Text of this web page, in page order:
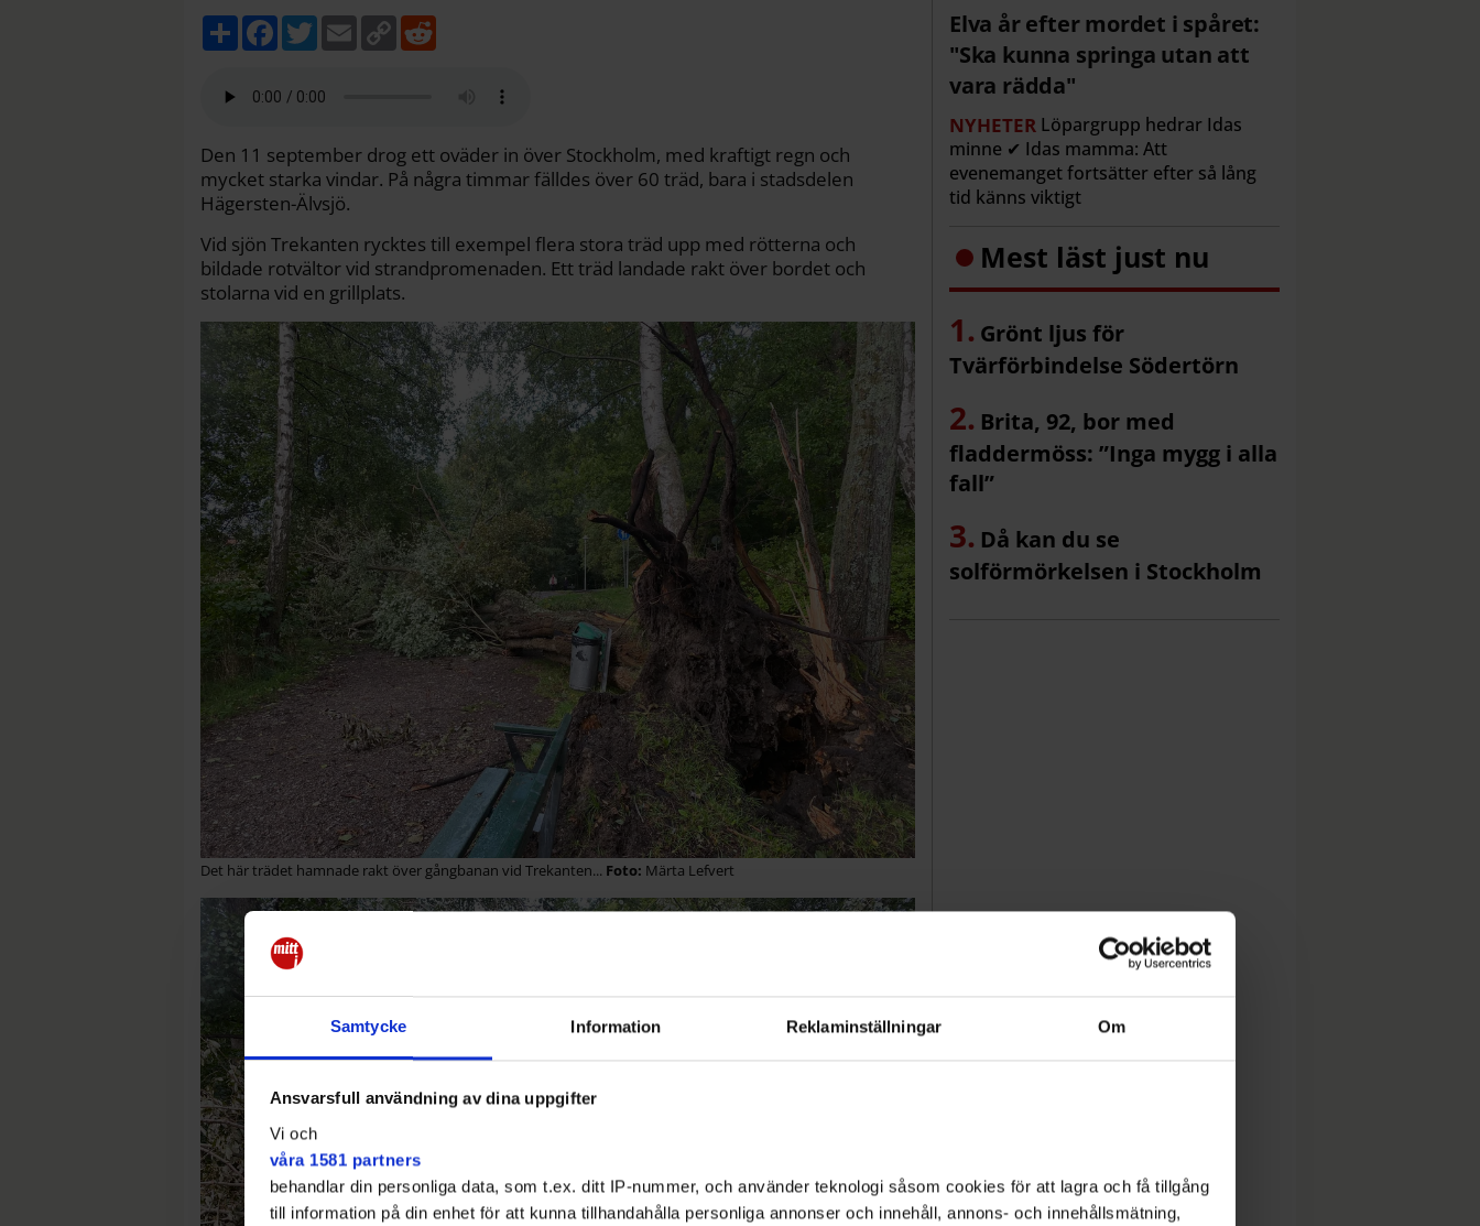
Samtycke Information Reklaminställningar Om
Ansvarsfull användning av dina uppgifter
Vi och
våra 1581 partners
behandlar din personliga data, som t.ex. ditt IP-nummer, och använder teknologi såsom cookies för att lagra och få tillgång
till information på din enhet för att kunna tillhandahålla personliga annonser och innehåll, annons- och innehållsmätning,
D
e
F
b
k
T
w
t
E
m
C
o
k
Den 11 september drog ett oväder in över Stockholm, med kraftigt regn och
mycket starka vindar. På några timmar fälldes över 60 träd, bara i stadsdelen
Hägersten-Älvsjö.
Vid sjön Trekanten rycktes till exempel flera stora träd upp med rötterna och
bildade rotvältor vid strandpromenaden. Ett träd landade rakt över bordet och
stolarna vid en grillplats.
Det här trädet hamnade rakt över gångbanan vid Trekanten... Märta Lefvert
Elva år efter mordet i spåret:
"Ska kunna springa utan att
vara rädda"
NYHETER Löpargrupp hedrar Idas
minne ✔ Idas mamma: Att
evenemanget fortsätter efter så lång
tid känns viktigt
Mest läst just nu
Grönt ljus för
Tvärförbindelse Södertörn
Brita, 92, bor med
fladdermöss: ”Inga mygg i alla
fall”
Då kan du se
solförmörkelsen i Stockholm